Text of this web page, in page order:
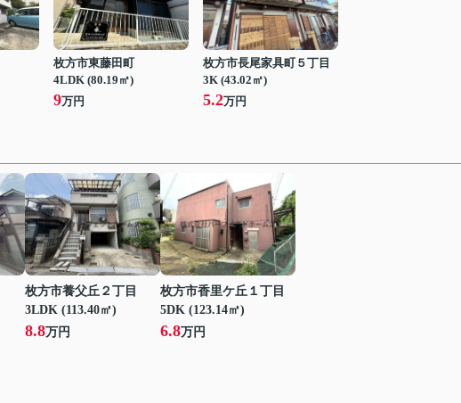
枚方市東藤田町
4LDK (80.19㎡)
9万円
枚方市長尾家具町５丁目
3K (43.02㎡)
5.2万円
枚方市養父丘２丁目
3LDK (113.40㎡)
8.8万円
枚方市香里ケ丘１丁目
5DK (123.14㎡)
6.8万円